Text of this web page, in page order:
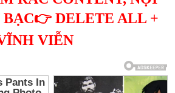
BẠC👉 DELETE ALL +
VIỄN